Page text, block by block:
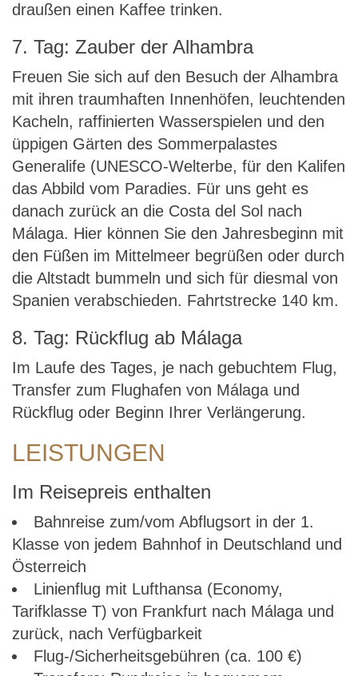
draußen einen Kaffee trinken.
7. Tag: Zauber der Alhambra
Freuen Sie sich auf den Besuch der Alhambra
mit ihren traumhaften Innenhöfen, leuchtenden
Kacheln, raffinierten Wasserspielen und den
üppigen Gärten des Sommerpalastes
Generalife (UNESCO-Welterbe, für den Kalifen
das Abbild vom Paradies. Für uns geht es
danach zurück an die Costa del Sol nach
Málaga. Hier können Sie den Jahresbeginn mit
den Füßen im Mittelmeer begrüßen oder durch
die Altstadt bummeln und sich für diesmal von
Spanien verabschieden. Fahrtstrecke 140 km.
8. Tag: Rückflug ab Málaga
Im Laufe des Tages, je nach gebuchtem Flug,
Transfer zum Flughafen von Málaga und
Rückflug oder Beginn Ihrer Verlängerung.
LEISTUNGEN
Im Reisepreis enthalten
Bahnreise zum/vom Abflugsort in der 1.
Klasse von jedem Bahnhof in Deutschland und
Österreich
Linienflug mit Lufthansa (Economy,
Tarifklasse T) von Frankfurt nach Málaga und
zurück, nach Verfügbarkeit
Flug-/Sicherheitsgebühren (ca. 100 €)